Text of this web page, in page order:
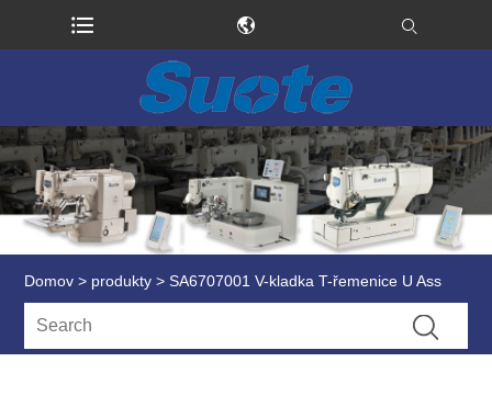
Domov > produkty > SA6707001 V-kladka T-řemenice U Ass